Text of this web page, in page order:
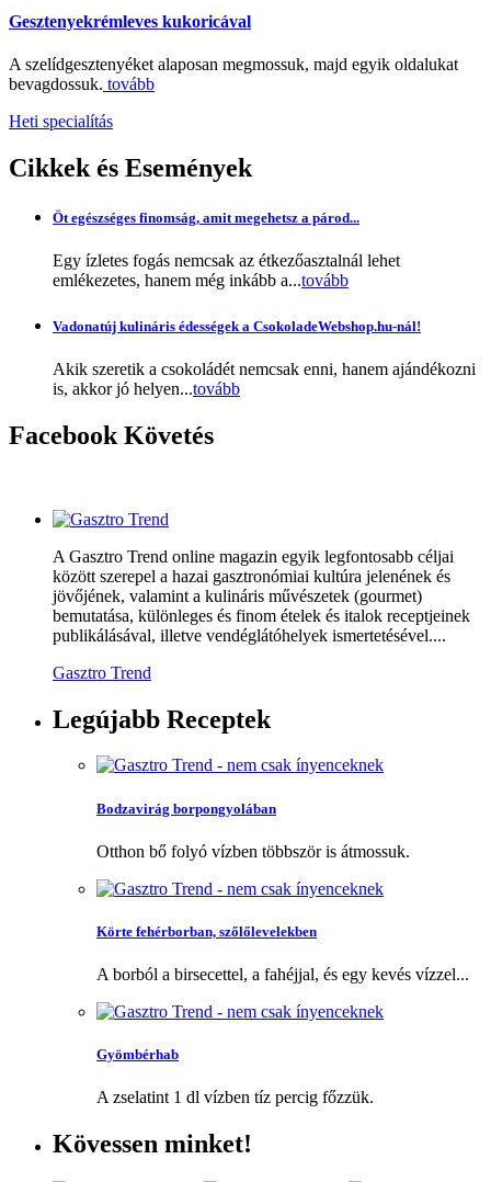
Gesztenyekrémleves kukoricával
A szelídgesztenyéket alaposan megmossuk, majd egyik oldalukat
bevagdossuk. tovább
Heti specialítás
Cikkek és Események
Öt egészséges finomság, amit megehetsz a párod...
Egy ízletes fogás nemcsak az étkezőasztalnál lehet
emlékezetes, hanem még inkább a...tovább
Vadonatúj kulináris édességek a CsokoladeWebshop.hu-nál!
Akik szeretik a csokoládét nemcsak enni, hanem ajándékozni
is, akkor jó helyen...tovább
Facebook Követés
A Gasztro Trend online magazin egyik legfontosabb céljai
között szerepel a hazai gasztronómiai kultúra jelenének és
jövőjének, valamint a kulináris művészetek (gourmet)
bemutatása, különleges és finom ételek és italok receptjeinek
publikálásával, illetve vendéglátóhelyek ismertetésével....
Gasztro Trend
Legújabb Receptek
Bodzavirág borpongyolában
Otthon bő folyó vízben többször is átmossuk.
Körte fehérborban, szőlőlevelekben
A borból a birsecettel, a fahéjjal, és egy kevés vízzel...
Gyömbérhab
A zselatint 1 dl vízben tíz percig főzzük.
Kövessen minket!